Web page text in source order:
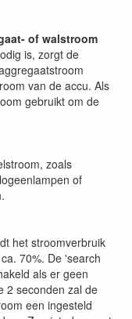
of walstroom
is, zorgt de
van de accu. Als
gebruikt om de
zoals
of
het stroomverbruik
70%. De 'search
als er geen
2 seconden zal de
een ingesteld